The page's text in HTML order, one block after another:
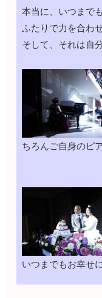
本当に、いつまで
ふたりで力を合わ
そして、それは自
ちろんご自身のピ
いつまでもお幸せ